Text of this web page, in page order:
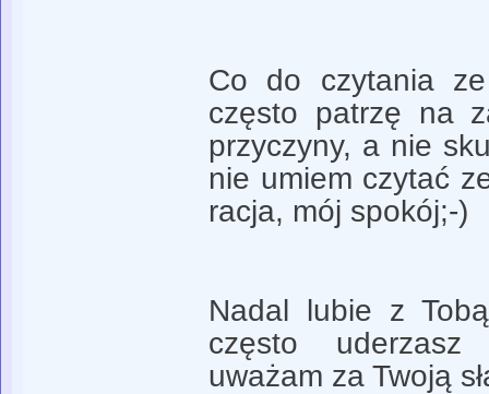
Co do czytania
często patrzę na
przyczyny, a nie
nie umiem czytać
racja, mój spokój;-)
Nadal lubie z
często
uważam za Twoją